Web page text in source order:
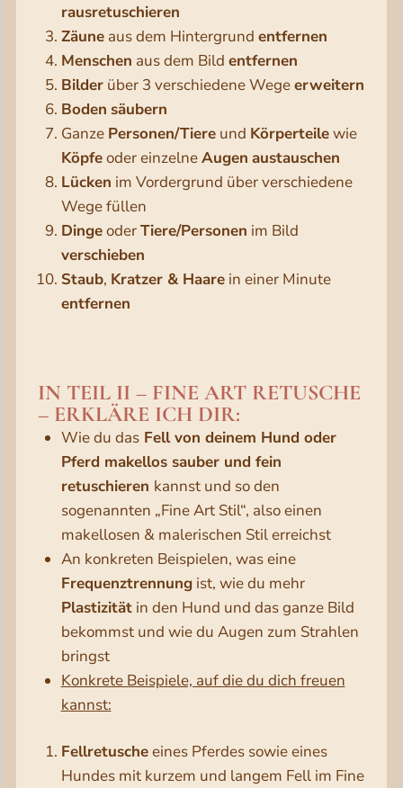
rausretuschieren
Zäuneaus dem Hintergrund entfernen
Menschen aus dem Bild entfernen
Bilderüber 3 verschiedene Wegeerweitern
Boden säubern
Ganze Personen/Tiereund Körperteilewie
Köpfeoder einzelneAugen austauschen
Lücken im Vordergrund über verschiedene
Wege füllen
DingeoderTiere/Personen im Bild
verschieben
Staub, Kratzer & Haarein einer Minute
entfernen
IN TEIL II – FINE ART RETUSCHE
– ERKLÄRE ICH DIR:
Wie du dasFell von deinem Hund oder
Pferd makellos sauber und fein
retuschieren kannst und so den
sogenannten „Fine Art Stil“, also einen
makellosen & malerischen Stil erreichst
An konkreten Beispielen, was eine
Frequenztrennungist, wie du mehr
Plastizitätin den Hund und das ganze Bild
bekommst und wie du Augen zum Strahlen
bringst
Konkrete Beispiele, auf die du dich freuen
kannst:
Fellretuscheeines Pferdes sowie eines
Hundes mit kurzem und langem Fell im Fine